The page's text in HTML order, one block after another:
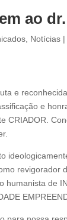
ao
Notícias
e
e
CRIADOR.
revigorador
de